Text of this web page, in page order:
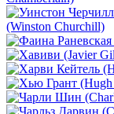
(Winston Churchill)